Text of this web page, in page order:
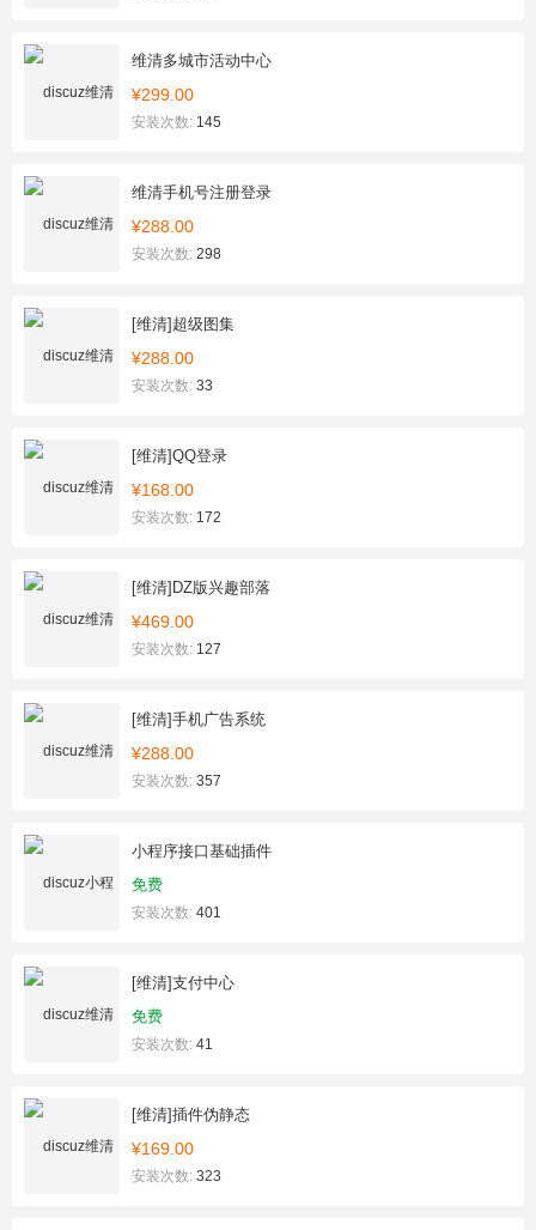
维清多城市活动中心
¥299.00
安装次数: 145
维清手机号注册登录
¥288.00
安装次数: 298
[维清]超级图集
¥288.00
安装次数: 33
[维清]QQ登录
¥168.00
安装次数: 172
[维清]DZ版兴趣部落
¥469.00
安装次数: 127
[维清]手机广告系统
¥288.00
安装次数: 357
小程序接口基础插件
免费
安装次数: 401
[维清]支付中心
免费
安装次数: 41
[维清]插件伪静态
¥169.00
安装次数: 323